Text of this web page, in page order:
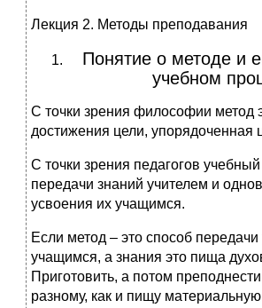
Лекция 2. Методы преподавания
Понятие о методе и
учебном
С точки зрения философии метод
достижения цели, упорядоченная
С точки зрения педагогов
передачи знаний учителем и
усвоения их учащимся.
Если метод – это способ
учащимся, а знания это пища
Приготовить, а потом
разному, как и пищу